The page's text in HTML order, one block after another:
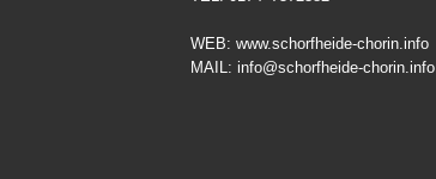
WEB: www.schorfheide-chorin.info
MAIL: info@schorfheide-chorin.info